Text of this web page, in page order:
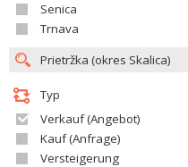
Senica
Trnava
Typ
Verkauf (Angebot)
Kauf (Anfrage)
Versteigerung